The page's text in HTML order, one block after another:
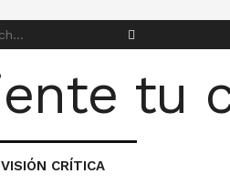
VISIÓN CRÍTICA